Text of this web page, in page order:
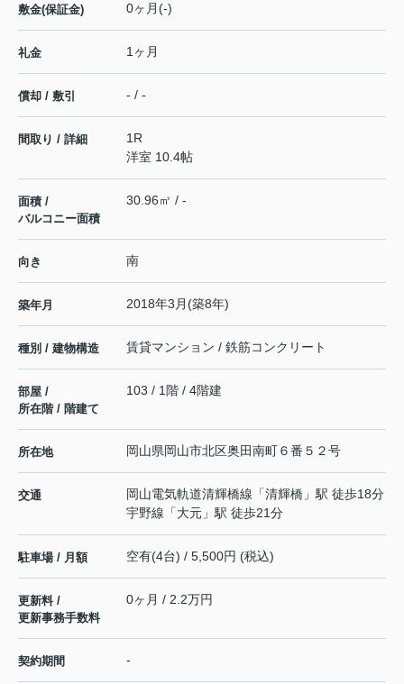
敷金(保証金) 0ヶ月(-)
礼金 1ヶ月
償却 / 敷引 - / -
間取り / 詳細
1R
洋室 10.4帖
面積 /
バルコニー面積
30.96㎡ / -
向き 南
築年月 2018年3月(築8年)
種別 / 建物構造 賃貸マンション / 鉄筋コンクリート
部屋 /
所在階 / 階建て
103 / 1階 / 4階建
所在地 岡山県岡山市北区奥田南町６番５２号
交通 岡山電気軌道清輝橋線 「清輝橋 」駅 徒歩18分
宇野線 「大元 」駅 徒歩21分
駐車場 / 月額 空有(4台) / 5,500円 (税込)
更新料 /
更新事務手数料
0ヶ月 / 2.2万円
契約期間 -